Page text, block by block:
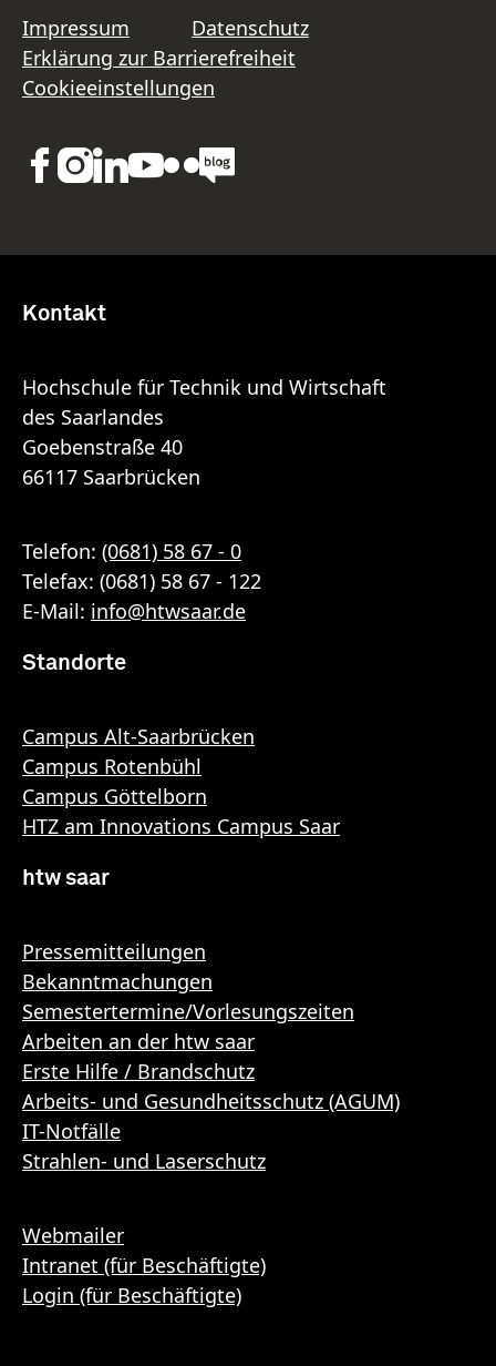
Impressum
Datenschutz
Erklärung zur Barrierefreiheit
Cookieeinstellungen
Kontakt
Hochschule für Technik und Wirtschaft
des Saarlandes
Goebenstraße 40
66117 Saarbrücken
Telefon: (0681) 58 67 - 0
Telefax: (0681) 58 67 - 122
E-Mail: info@htwsaar.de
Standorte
Campus Alt-Saarbrücken
Campus Rotenbühl
Campus Göttelborn
HTZ am Innovations Campus Saar
htw saar
Pressemitteilungen
Bekanntmachungen
Semestertermine/Vorlesungszeiten
Arbeiten an der htw saar
Erste Hilfe / Brandschutz
Arbeits- und Gesundheitsschutz (AGUM)
IT-Notfälle
Strahlen- und Laserschutz
Webmailer
Intranet (für Beschäftigte)
Login (für Beschäftigte)